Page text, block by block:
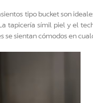
tipo bucket son
tapicería símil piel y el
se sientan cómodos en